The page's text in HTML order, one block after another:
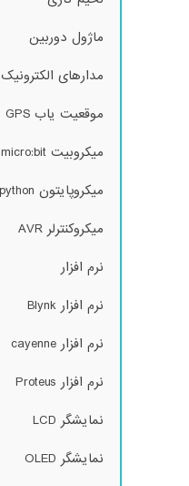
ماژول دوربین
مدارهای الکترونیک
موقعیت یاب GPS
میکروبیت micro:bit
میکروپایتون Micropython
میکروکنترلر AVR
نرم افزار
نرم افزار Blynk
نرم افزار cayenne
نرم افزار Proteus
نمایشگر LCD
نمایشگر OLED